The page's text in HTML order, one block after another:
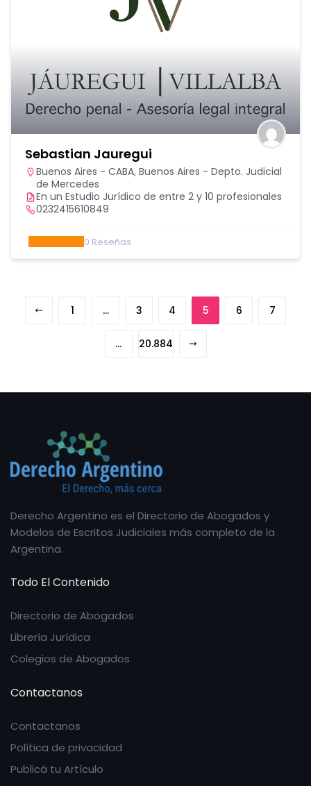
Sebastian Jauregui
Buenos Aires - CABA, Buenos Aires - Depto. Judicial
de Mercedes
En un Estudio Jurídico de entre 2 y 10 profesionales
0232415610849
0 Reseñas
1 … 3 4 5 6 7
… 20.884
Derecho Argentino es el Directorio de Abogados y
Modelos de Escritos Judiciales más completo de la
Argentina.
Todo El Contenido
Directorio de Abogados
Librería Jurídica
Colegios de Abogados
Contactanos
Contactanos
Política de privacidad
Publicá tu Artículo